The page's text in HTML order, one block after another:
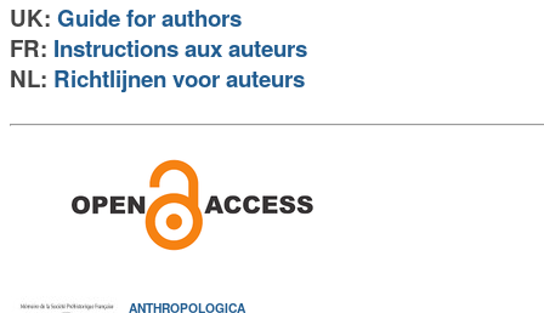
UK: Guide for authors
FR: Instructions aux auteurs
NL: Richtlijnen voor auteurs
ANTHROPOLOGICA